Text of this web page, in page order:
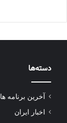
دسته‌ها
آخرین برنامه ها
اخبار ایران